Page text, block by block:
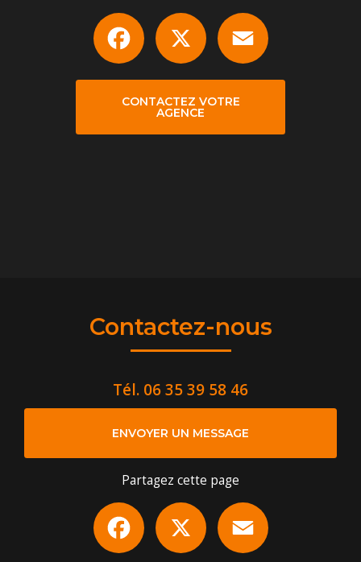
Facebook
CONTACTEZ VOTRE
AGENCE
Contactez-nous
Tél. 06 35 39 58 46
ENVOYER UN MESSAGE
Partagez cette page
Facebook